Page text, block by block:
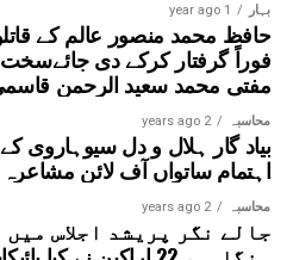
بہار 1 year ago
حافظ محمد منصور عالم کے
فوراً گرفتار کرکے دی
مفتی محمد سعید الرحمن
محاسبہ 2 years ago
بیاد گار ہلال و دل سیوہاروی کے
اہتمام ساتواں آف لائن مشاعرہ
محاسبہ 2 years ago
جالے نگر پریشد اجلاس میں